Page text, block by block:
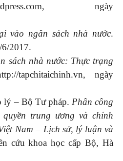
ngày
vào ngân sách nhà nước.
2017.
sách nhà nước: Thực trạng
tapchitaichinh.vn, ngày
lý – Bộ Tư pháp. Phân công
trung ương và chính
Nam – Lịch sử, lý luận và
cứu khoa học cấp Bộ, Hà